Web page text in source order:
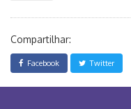
Compartilhar:
Facebook Twitter